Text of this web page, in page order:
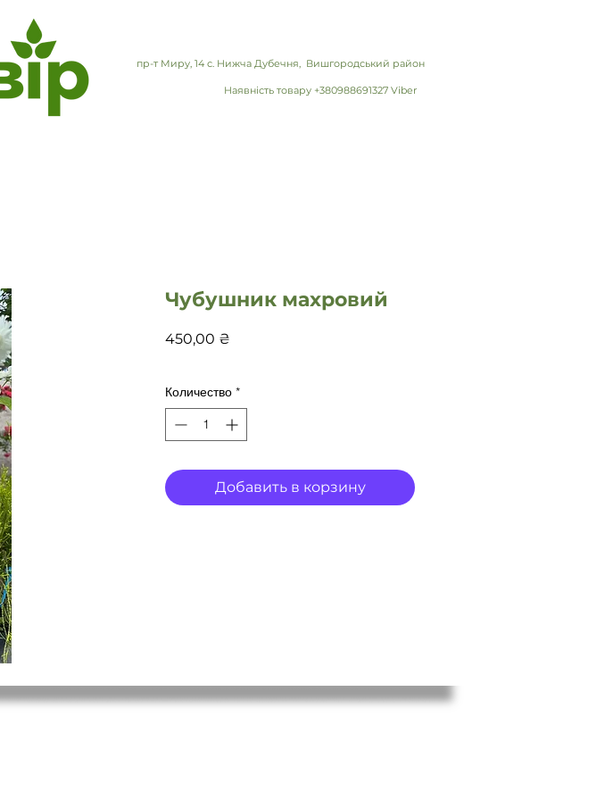
пр-т Миру, 14 с. Нижча Дубечня, Вишгородський район
Наявність товару +380988691327 Viber
Чубушник махровий
450,00 ₴
Количество *
Добавить в корзину